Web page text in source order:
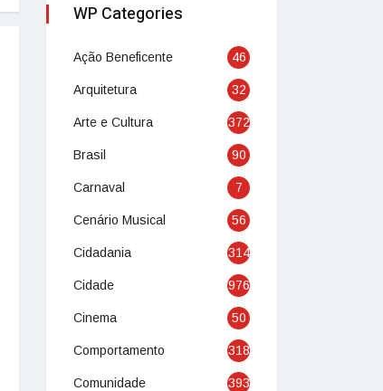
WP Categories
Ação Beneficente 46
Arquitetura 32
Arte e Cultura 372
Brasil 90
Carnaval 7
Cenário Musical 56
Cidadania 314
Cidade 976
Cinema 50
Comportamento 318
Comunidade 393